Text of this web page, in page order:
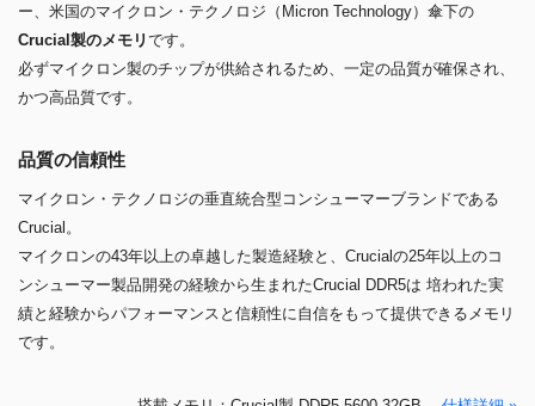
ー、米国のマイクロン・テクノロジ（Micron Technology）傘下の
Crucial製のメモリです。
必ずマイクロン製のチップが供給されるため、一定の品質が確保され、
かつ高品質です。
品質の信頼性
マイクロン・テクノロジの垂直統合型コンシューマーブランドである
Crucial。
マイクロンの43年以上の卓越した製造経験と、Crucialの25年以上のコ
ンシューマー製品開発の経験から生まれたCrucial DDR5は 培われた実
績と経験からパフォーマンスと信頼性に自信をもって提供できるメモリ
です。